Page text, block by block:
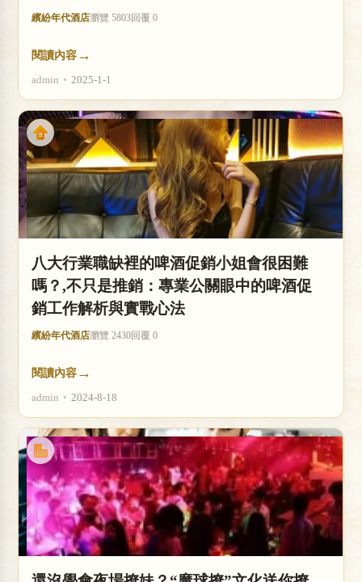
繽紛年代酒店瀏覽 5803回覆 0
閱讀內容 →
admin • 2025-1-1
八大行業職缺裡的啤酒促銷小姐會很困難
嗎？,不只是推銷：專業公關眼中的啤酒促
銷工作解析與實戰心法
繽紛年代酒店瀏覽 2430回覆 0
閱讀內容 →
admin • 2024-8-18